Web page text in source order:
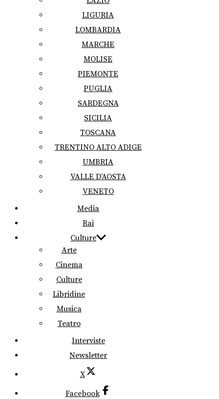
LIGURIA
LOMBARDIA
MARCHE
MOLISE
PIEMONTE
PUGLIA
SARDEGNA
SICILIA
TOSCANA
TRENTINO ALTO ADIGE
UMBRIA
VALLE D’AOSTA
VENETO
Media
Rai
Culture
Arte
Cinema
Culture
Libridine
Musica
Teatro
Interviste
Newsletter
X
Facebook